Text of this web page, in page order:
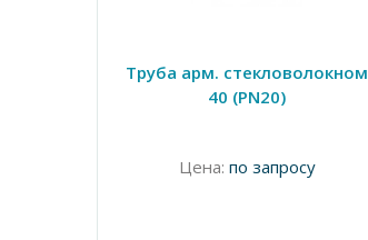
Труба арм. стекловолокном
40 (PN20)
Цена: по запросу